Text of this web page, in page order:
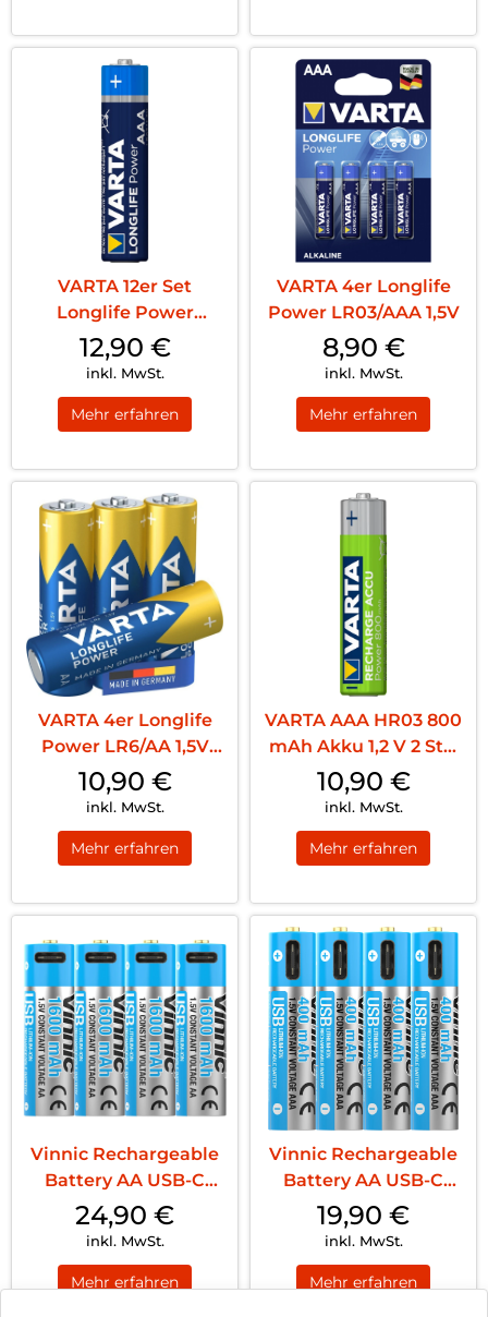
VARTA 12er Set
Longlife Power
LR03/AAA 1,5V
12,90 €
inkl. MwSt.
Mehr erfahren
VARTA 4er Longlife
Power LR03/AAA 1,5V
8,90 €
inkl. MwSt.
Mehr erfahren
VARTA 4er Longlife
Power LR6/AA 1,5V
Blister Blau
10,90 €
inkl. MwSt.
Mehr erfahren
VARTA AAA HR03 800
mAh Akku 1,2 V 2 Stk.
Blister
10,90 €
inkl. MwSt.
Mehr erfahren
Vinnic Rechargeable
Battery AA USB-C
1600mAh 4pcs incl.
Case & Charging
24,90 €
inkl. MwSt.
Mehr erfahren
Vinnic Rechargeable
Battery AA USB-C
400mAh 4pcs incl.
Case & Charging
19,90 €
inkl. MwSt.
Mehr erfahren